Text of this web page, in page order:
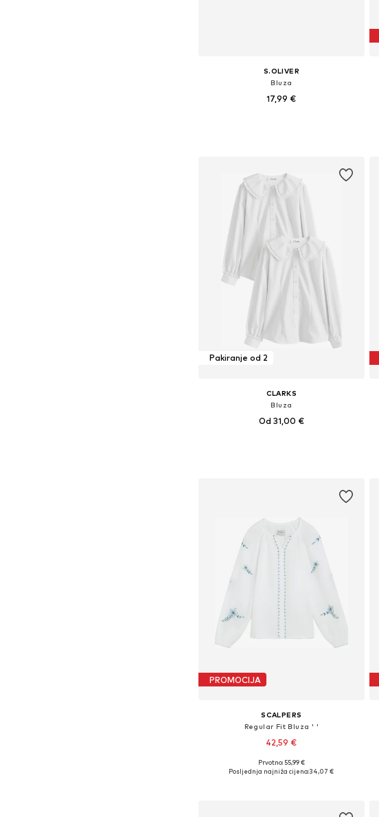
S.OLIVER
Bluza
17,99 €
Pakiranje od 2
CLARKS
Bluza
Od 31,00 €
PROMOCIJA
SCALPERS
Regular Fit Bluza ' '
42,59 €
Dostupno u više veličina
Prvotno: 55,99 €
Posljednja najniža cijena:34,07 €